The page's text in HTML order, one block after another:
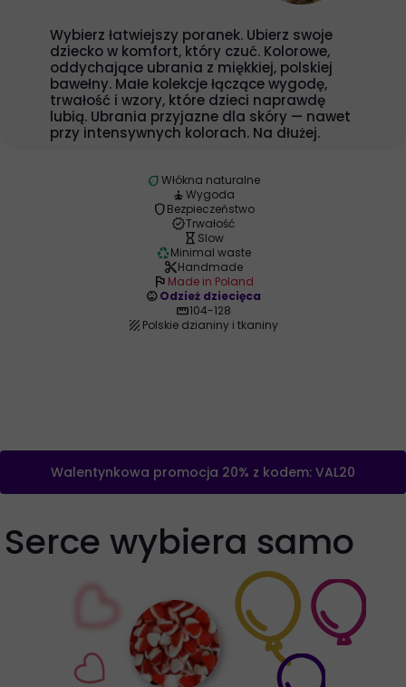
Wybierz łatwiejszy poranek. Ubierz swoje
dziecko w komfort, który czuć. Kolorowe,
oddychające ubrania z miękkiej, polskiej
bawełny. Małe kolekcje łączące wygodę,
trwałość i wzory, które dzieci naprawdę
lubią. Ubrania przyjazne dla skóry — nawet
przy intensywnych kolorach. Na dłużej.
ecoWłókna naturalne
self_improvementWygoda
shieldBezpieczeństwo
verifiedTrwałość
hourglass_empty Slow
recyclingMinimal waste
content_cutHandmade
flag Made in Poland
child_careOdzież dziecięca
straighten104-128
texture Polskie dzianiny i tkaniny
Walentynkowa promocja 20% z kodem: VAL20
Serce wybiera samo